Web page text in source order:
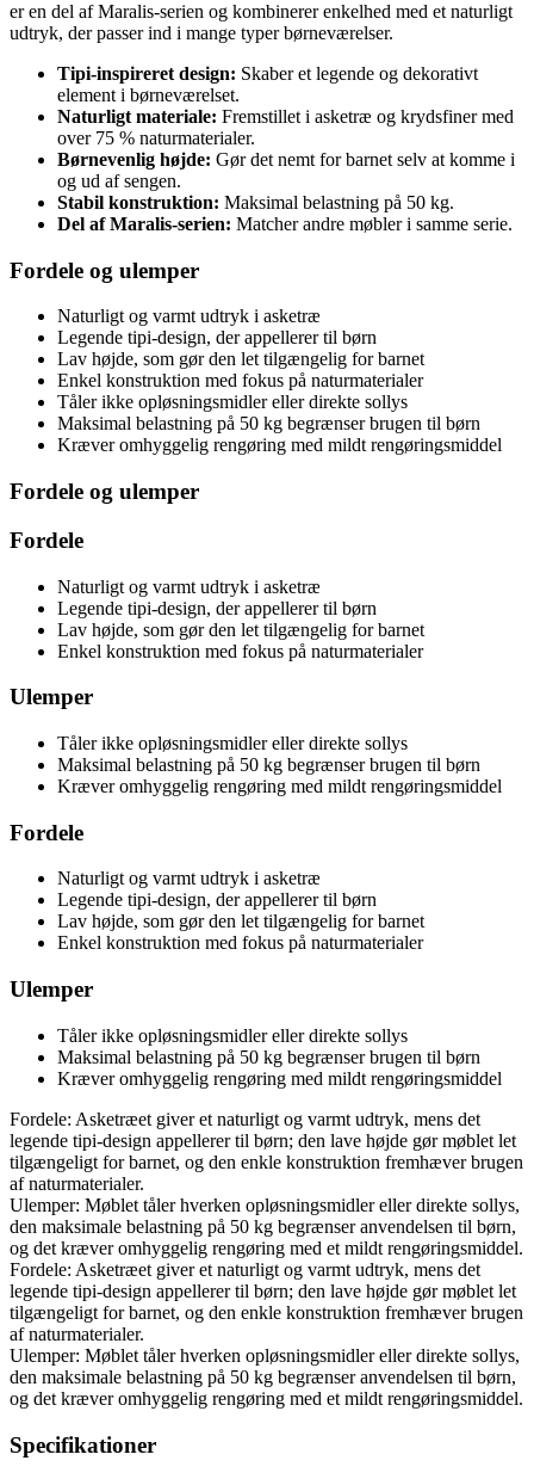
er en del af Maralis-serien og kombinerer enkelhed med et naturligt
udtryk, der passer ind i mange typer børneværelser.
Tipi-inspireret design: Skaber et legende og dekorativt
element i børneværelset.
Naturligt materiale: Fremstillet i asketræ og krydsfiner med
over 75 % naturmaterialer.
Børnevenlig højde: Gør det nemt for barnet selv at komme i
og ud af sengen.
Stabil konstruktion: Maksimal belastning på 50 kg.
Del af Maralis-serien: Matcher andre møbler i samme serie.
Fordele og ulemper
Naturligt og varmt udtryk i asketræ
Legende tipi-design, der appellerer til børn
Lav højde, som gør den let tilgængelig for barnet
Enkel konstruktion med fokus på naturmaterialer
Tåler ikke opløsningsmidler eller direkte sollys
Maksimal belastning på 50 kg begrænser brugen til børn
Kræver omhyggelig rengøring med mildt rengøringsmiddel
Fordele og ulemper
Fordele
Naturligt og varmt udtryk i asketræ
Legende tipi-design, der appellerer til børn
Lav højde, som gør den let tilgængelig for barnet
Enkel konstruktion med fokus på naturmaterialer
Ulemper
Tåler ikke opløsningsmidler eller direkte sollys
Maksimal belastning på 50 kg begrænser brugen til børn
Kræver omhyggelig rengøring med mildt rengøringsmiddel
Fordele
Naturligt og varmt udtryk i asketræ
Legende tipi-design, der appellerer til børn
Lav højde, som gør den let tilgængelig for barnet
Enkel konstruktion med fokus på naturmaterialer
Ulemper
Tåler ikke opløsningsmidler eller direkte sollys
Maksimal belastning på 50 kg begrænser brugen til børn
Kræver omhyggelig rengøring med mildt rengøringsmiddel
Fordele: Asketræet giver et naturligt og varmt udtryk, mens det
legende tipi-design appellerer til børn; den lave højde gør møblet let
tilgængeligt for barnet, og den enkle konstruktion fremhæver brugen
af naturmaterialer.
Ulemper: Møblet tåler hverken opløsningsmidler eller direkte sollys,
den maksimale belastning på 50 kg begrænser anvendelsen til børn,
og det kræver omhyggelig rengøring med et mildt rengøringsmiddel.
Fordele: Asketræet giver et naturligt og varmt udtryk, mens det
legende tipi-design appellerer til børn; den lave højde gør møblet let
tilgængeligt for barnet, og den enkle konstruktion fremhæver brugen
af naturmaterialer.
Ulemper: Møblet tåler hverken opløsningsmidler eller direkte sollys,
den maksimale belastning på 50 kg begrænser anvendelsen til børn,
og det kræver omhyggelig rengøring med et mildt rengøringsmiddel.
Specifikationer